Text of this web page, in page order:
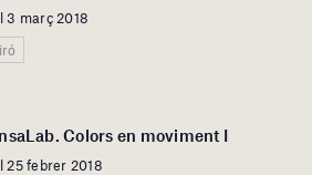
3 març 2018
Colors en moviment I
25 febrer 2018